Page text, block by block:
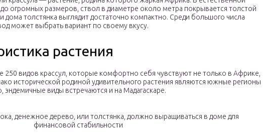
огромных размеров, ствол в диаметре около метра покрывается толстой
толстянка выглядит достаточно компактно. Среди большого числа
может выбрать вариант по своему вкусу.
растения
видов крассул, которые комфортно себя чувствуют не только в Африке,
исторической родиной удивительного растения являются южные регионы
эндемичные виды встречаются и на Мадагаскаре.
денежное дерево, или толстянка, должно выращиваться в доме для
финансовой стабильности